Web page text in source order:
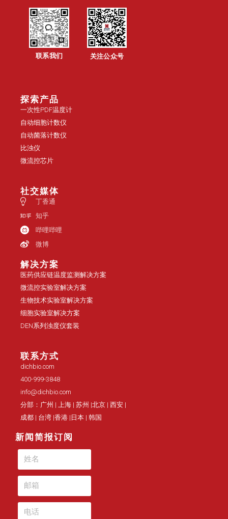
联系我们 关注公众号
探索产品
一次性PDF温度计
自动细胞计数仪
自动菌落计数仪
比浊仪
微流控芯片
社交媒体
丁香通
知乎
哔哩哔哩
微博
解决方案
医药供应链温度监测解决方案
微流控实验室解决方案
生物技术实验室解决方案
细胞实验室解决方案
DEN系列浊度仪套装
联系方式
dichbio.com
400-999-3848
info@dichbio.com
分部：广州 | 上海 | 苏州 |北京 | 西安 |
成都 | 台湾 |香港 |日本 | 韩国
新闻简报订阅